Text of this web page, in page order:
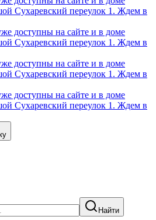
Сухаревский переулок 1. Ждем в
на сайте и в доме
Сухаревский переулок 1. Ждем в
на сайте и в доме
Сухаревский переулок 1. Ждем в
на сайте и в доме
Сухаревский переулок 1. Ждем в
Найти